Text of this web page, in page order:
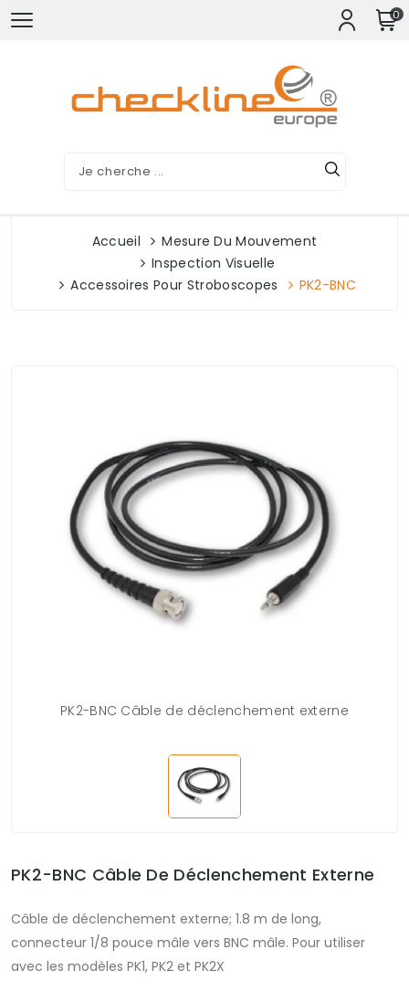
0
Accueil
Mesure Du Mouvement
Inspection Visuelle
Accessoires Pour Stroboscopes
PK2-BNC
PK2-BNC Câble de déclenchement externe
PK2-BNC Câble De Déclenchement Externe
Câble de déclenchement externe; 1.8 m de long,
connecteur 1/8 pouce mâle vers BNC mâle. Pour utiliser
avec les modèles PK1, PK2 et PK2X